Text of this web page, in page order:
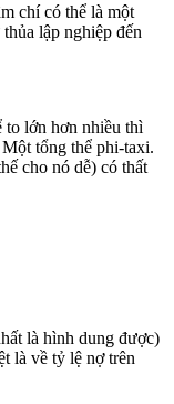
chí có thể là một
lập nghiệp đến
to lớn hơn nhiều thì
tổng thể phi-taxi.
cho nó dễ) có thất
là hình dung được)
là về tỷ lệ nợ trên